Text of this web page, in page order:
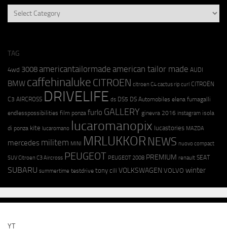
RICERCA
MARCA
TAG
4wd 3008americantailormade american tailor made AUDI
BMW caffehinaluke CITROEN citroen C4 cactus rip curl CITROËN
C3 AIRCROSS DRIVELIFE ds DS5 DS Automobiles elena fumagalli
endlesspossibilities film ponza furlo GALLERY ginevra 2016 instagram isola
di ponza kite lucaromano lucaromanopix lucastories MAZDA
mercedes militem MINI MRLUKKOR NEWS nuovo compact
SUV Citroen C3 Aircross PEUGEOT PEUGEOT 2008 PREMIUM renault SEAT
SUBARU summertime testdrive tony cili VOLKSWAGEN VOLVO winter
YT